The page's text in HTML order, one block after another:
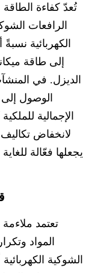
تُعدّ كفاءة الطاقة
الرافعات
الكهربائية
إلى طاقة
الديزل. في
الوصول إلى
الإجمالية
لانخفاض
يجعلها فعّالة
تعتمد
المواد
الشوكية